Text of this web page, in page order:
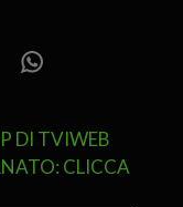
DI TVIWEB
CLICCA